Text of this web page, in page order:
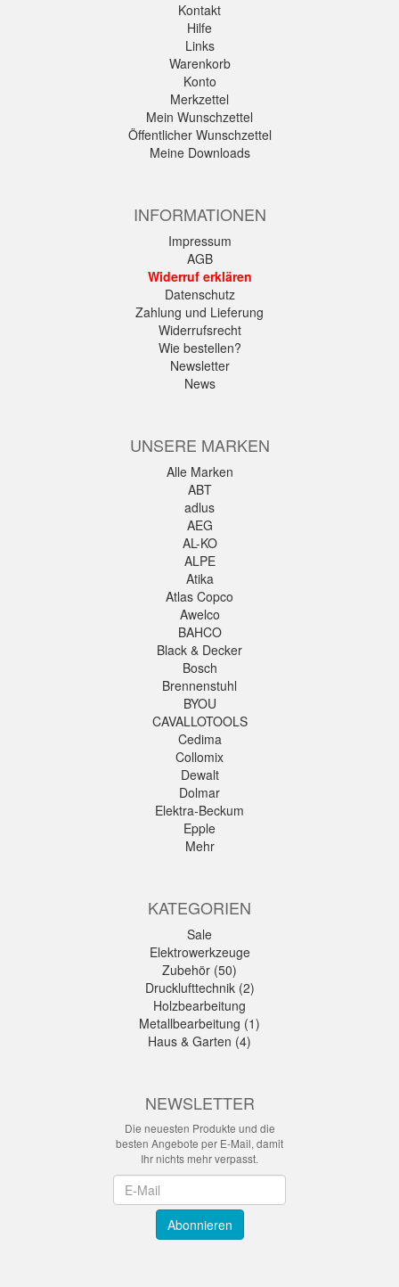
Kontakt
Hilfe
Links
Warenkorb
Konto
Merkzettel
Mein Wunschzettel
Öffentlicher Wunschzettel
Meine Downloads
INFORMATIONEN
Impressum
AGB
Widerruf erklären
Datenschutz
Zahlung und Lieferung
Widerrufsrecht
Wie bestellen?
Newsletter
News
UNSERE MARKEN
Alle Marken
ABT
adlus
AEG
AL-KO
ALPE
Atika
Atlas Copco
Awelco
BAHCO
Black & Decker
Bosch
Brennenstuhl
BYOU
CAVALLOTOOLS
Cedima
Collomix
Dewalt
Dolmar
Elektra-Beckum
Epple
Mehr
KATEGORIEN
Sale
Elektrowerkzeuge
Zubehör (50)
Drucklufttechnik (2)
Holzbearbeitung
Metallbearbeitung (1)
Haus & Garten (4)
NEWSLETTER
Die neuesten Produkte und die
besten Angebote per E-Mail, damit
Ihr nichts mehr verpasst.
Abonnieren